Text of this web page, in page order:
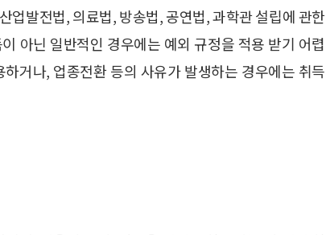
업발전법, 의료법, 방송법, 공연법, 과학관 설립에 관한
아닌 일반적인 경우에는 예외 규정을 적용 받기 어렵
거나, 업종전환 등의 사유가 발생하는 경우에는 취득